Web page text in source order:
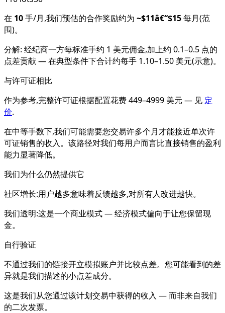
在 10手/月,我们预估的合作奖励约为 ~$11â€“$15每月(范
围)。
分解: 经纪商一方每标准手约 1 美元佣金,加上约 0.1–0.5 点的
点差贡献 — 在典型条件下合计约每手 1.10–1.50 美元(示意)。
与许可证相比
作为参考,完整许可证根据配置花费 449–4999 美元 — 见 定
价.
在中等手数下,我们可能需要您交易许多个月才能接近单次许
可证销售的收入。该路径对我们每用户而言比直接销售的盈利
能力显著降低。
我们为什么仍然提供它
社区增长:用户越多意味着反馈越多,对所有人改进越快。
我们透明:这是一个商业模式 — 经济模式偏向于让您保留现
金。
自行验证
不通过我们的链接开立模拟账户并比较点差。您可能看到的差
异就是我们描述的小点差成分。
这是我们从您通过该计划交易中获得的收入 — 而非来自我们
的二次发票。